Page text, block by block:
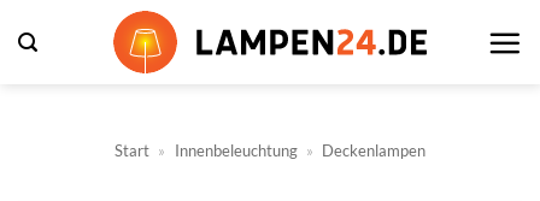
Inhalt
Start » Innenbeleuchtung » Deckenlampen